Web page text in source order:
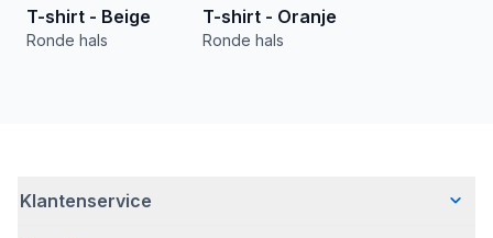
T-shirt - Beige
Ronde hals
T-shirt - Oranje
Ronde hals
Klantenservice